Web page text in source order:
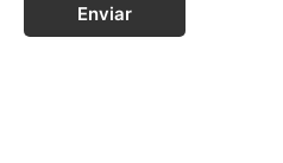
Enviar